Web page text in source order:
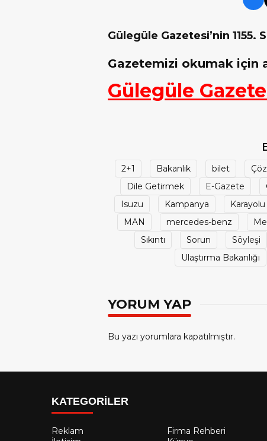
Gülegüle Gazetesi’nin 1155.
Gazetemizi okumak için
Gülegüle
2+1 Bakanlık bilet
Dile Getirmek
E-Gazete
Isuzu
Kampanya Karayolu
MAN
mercedes-benz
Sıkıntı
Sorun Söyleşi
Ulaştırma Bakanlığı
YORUM YAP
Bu yazı yorumlara kapatılmıştır.
KATEGORİLER
Reklam
Firma Rehberi